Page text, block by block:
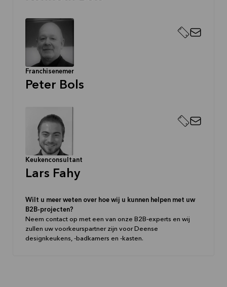
Franchisenemer
Peter Bols
Keukenconsultant
Lars Fahy
Wilt u meer weten over hoe wij u kunnen helpen met uw
B2B-projecten?
Neem contact op met een van onze B2B-experts en wij
zullen uw voorkeurspartner zijn voor Deense
designkeukens, -badkamers en -kasten.